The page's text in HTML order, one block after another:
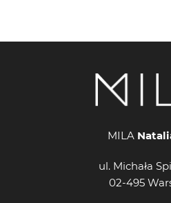
MILA
ul. Michała
02-495